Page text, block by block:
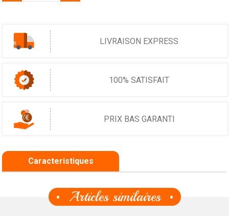
LIVRAISON EXPRESS
100% SATISFAIT
PRIX BAS GARANTI
Caracteristiques
Articles similaires